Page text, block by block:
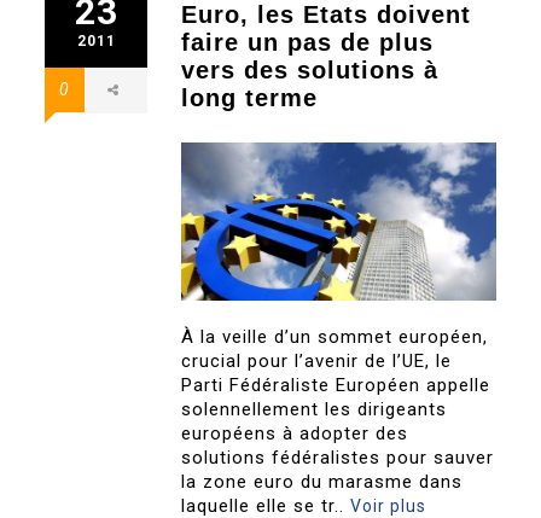
23
2011
0
Euro, les Etats doivent
faire un pas de plus
vers des solutions à
long terme
À la veille d’un sommet européen,
crucial pour l’avenir de l’UE, le
Parti Fédéraliste Européen appelle
solennellement les dirigeants
européens à adopter des
solutions fédéralistes pour sauver
la zone euro du marasme dans
laquelle elle se tr..Voir plus